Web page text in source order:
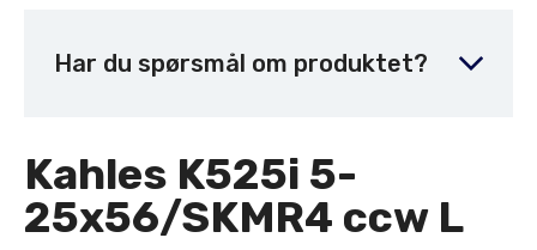
Har du spørsmål om produktet?
Kahles K525i 5-
25x56/SKMR4 ccw L